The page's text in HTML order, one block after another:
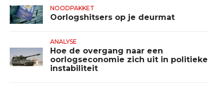
NOODPAKKET
Oorlogshitsers op je deurmat
ANALYSE
Hoe de overgang naar een
oorlogseconomie zich uit in politieke
instabiliteit